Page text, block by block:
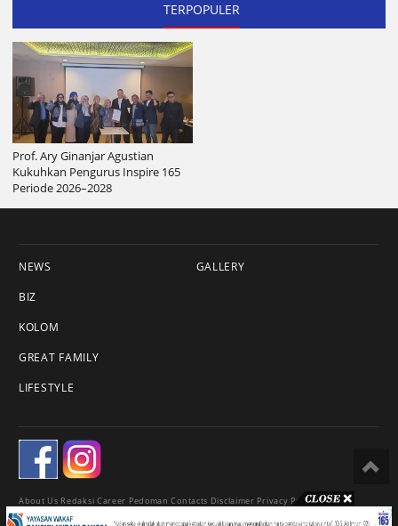
TERPOPULER
Prof. Ary Ginanjar Agustian
Kukuhkan Pengurus Inspire 165
Periode 2026–2028
NEWS
BIZ
KOLOM
GREAT FAMILY
LIFESTYLE
GALLERY
About Us Redaksi Career Pedoman Contacts Disclaimer Privacy Policy
© 2018 Esqnews.id - All Rights Reserved.